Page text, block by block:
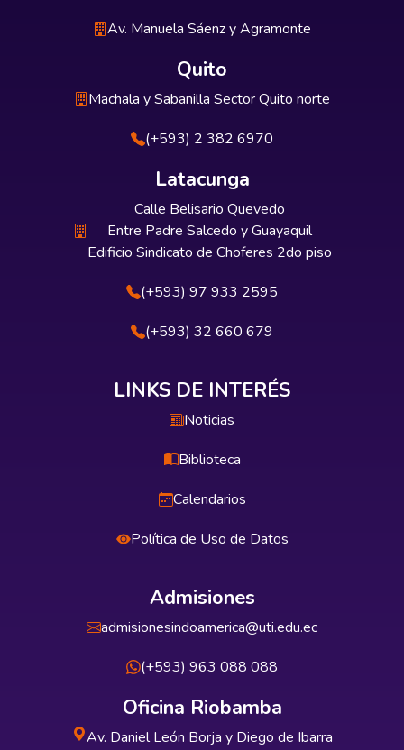
Av. Manuela Sáenz y Agramonte
Quito
Machala y Sabanilla Sector Quito norte
(+593) 2 382 6970
Latacunga
Calle Belisario Quevedo
Entre Padre Salcedo y Guayaquil
Edificio Sindicato de Choferes 2do piso
(+593) 97 933 2595
(+593) 32 660 679
LINKS DE INTERÉS
Noticias
Biblioteca
Calendarios
Política de Uso de Datos
Admisiones
admisionesindoamerica@uti.edu.ec
(+593) 963 088 088
Oficina Riobamba
Av. Daniel León Borja y Diego de Ibarra